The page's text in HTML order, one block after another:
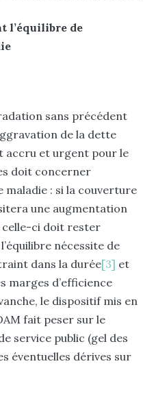
l’équilibre de
sans précédent
de la dette
accru et urgent pour le
doit concerner
: si la couverture
une augmentation
celle-ci doit rester
nécessite de
dans la durée[3] et
marges d’efficience
le dispositif mis en
fait peser sur le
service public (gel des
éventuelles dérives sur